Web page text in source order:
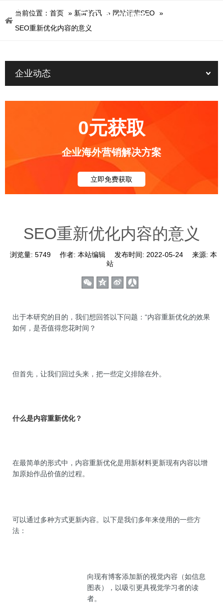
当前位置： 首页 » 新闻资讯 » 网站运营SEO »
SEO重新优化内容的意义
企业动态
0元获取
企业海外营销解决方案
立即免费获取
SEO重新优化内容的意义
浏览量: 5749 作者: 本站编辑 发布时间: 2022-05-24 来源: 本
站
出于本研究的目的，我们想回答以下问题：“内容重新优化的效果
如何，是否值得您花时间？
但首先，让我们回过头来，把一些定义排除在外。
什么是内容重新优化？
在最简单的形式中，内容重新优化是用新材料更新现有内容以增
加原始作品价值的过程。
可以通过多种方式更新内容。以下是我们多年来使用的一些方
法：
向现有博客添加新的视觉内容（如信息
图表），以吸引更具视觉学习者的读
者。